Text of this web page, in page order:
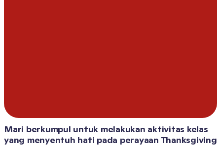
Mari berkumpul untuk melakukan aktivitas kelas
yang menyentuh hati pada perayaan Thanksgiving